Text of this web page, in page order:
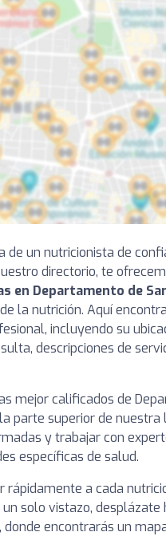
de un nutricionista de
directorio, te
en Departamento de
la nutrición. Aquí
incluyendo su
descripciones de
mejor calificados de
parte superior de
y trabajar con
específicas de salud.
rápidamente a cada
un solo vistazo,
donde encontrarás un